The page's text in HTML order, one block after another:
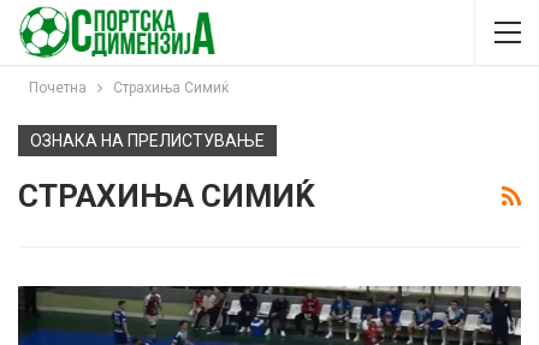
Почетна Страхиња Симиќ
ОЗНАКА НА ПРЕЛИСТУВАЊЕ
СТРАХИЊА СИМИЌ